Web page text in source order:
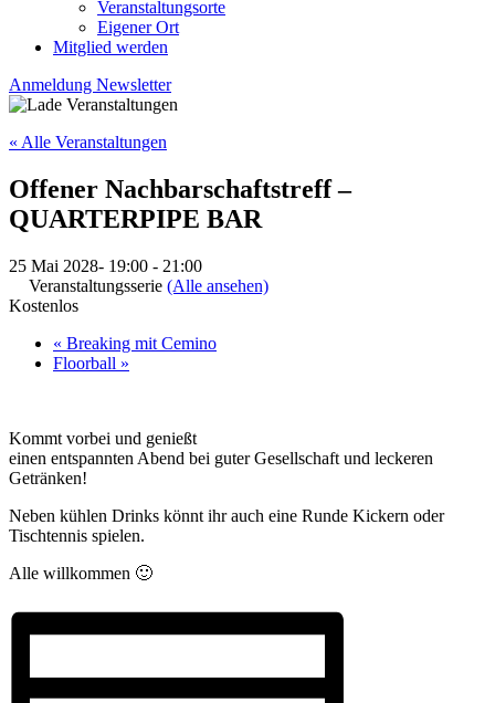
Veranstaltungsorte
Eigener Ort
Mitglied werden
Anmeldung Newsletter
« Alle Veranstaltungen
Offener Nachbarschaftstreff –
QUARTERPIPE BAR
25 Mai 2028- 19:00 - 21:00
Veranstaltungsserie (Alle ansehen)
Kostenlos
« Breaking mit Cemino
Floorball »
Kommt vorbei und genießt
einen entspannten Abend bei guter Gesellschaft und leckeren
Getränken!
Neben kühlen Drinks könnt ihr auch eine Runde Kickern oder
Tischtennis spielen.
Alle willkommen 🙂